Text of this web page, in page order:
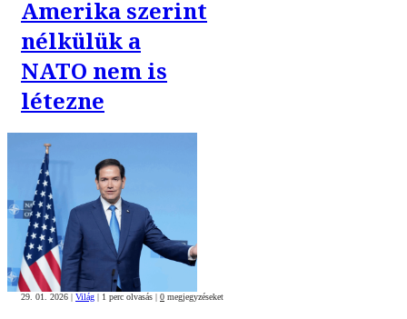
Amerika szerint
nélkülük a
NATO nem is
létezne
29. 01. 2026 Világ 1 perc olvasás 0 megjegyzéseket